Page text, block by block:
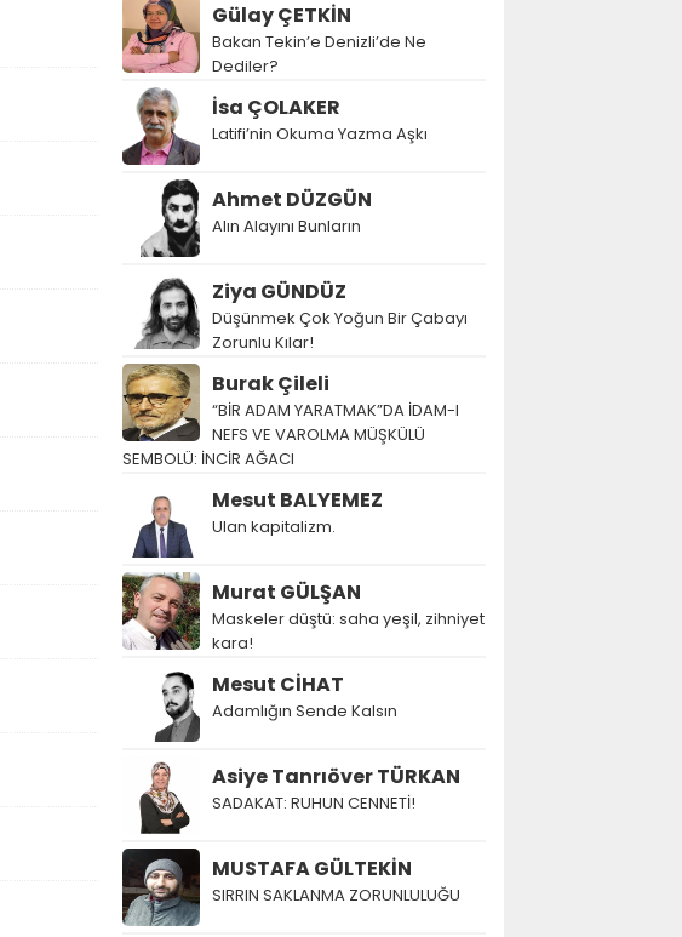
Gülay ÇETKİN
Bakan Tekin’e Denizli’de Ne
Dediler?
İsa ÇOLAKER
Latifi’nin Okuma Yazma Aşkı
Ahmet DÜZGÜN
Alın Alayını Bunların
Ziya GÜNDÜZ
Düşünmek Çok Yoğun Bir Çabayı
Zorunlu Kılar!
Burak Çileli
“BİR ADAM YARATMAK”DA İDAM-I
NEFS VE VAROLMA MÜŞKÜLÜ
SEMBOLÜ: İNCİR AĞACI
Mesut BALYEMEZ
Ulan kapitalizm.
Murat GÜLŞAN
Maskeler düştü: saha yeşil, zihniyet
kara!
Mesut CİHAT
Adamlığın Sende Kalsın
Asiye Tanrıöver TÜRKAN
SADAKAT: RUHUN CENNETİ!
MUSTAFA GÜLTEKİN
SIRRIN SAKLANMA ZORUNLULUĞU